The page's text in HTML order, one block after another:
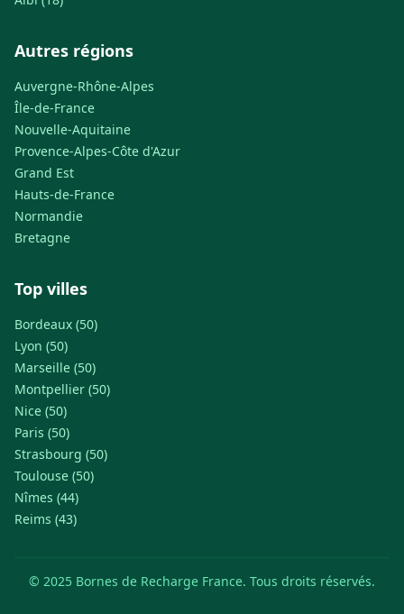
Autres régions
Auvergne-Rhône-Alpes
Île-de-France
Nouvelle-Aquitaine
Provence-Alpes-Côte d'Azur
Grand Est
Hauts-de-France
Normandie
Bretagne
Top villes
Bordeaux (50)
Lyon (50)
Marseille (50)
Montpellier (50)
Nice (50)
Paris (50)
Strasbourg (50)
Toulouse (50)
Nîmes (44)
Reims (43)
© 2025 Bornes de Recharge France. Tous droits réservés.